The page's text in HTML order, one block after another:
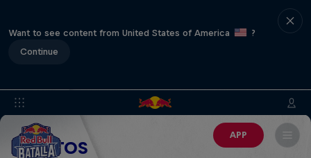
Want to see content from United States of America
?
Continue
APP
EVENTOS